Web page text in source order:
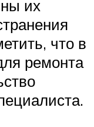
их
что в
ремонта